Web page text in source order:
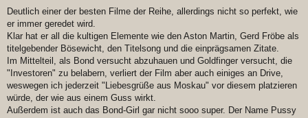
Deutlich einer der besten Filme der Reihe, allerdings nicht so perfekt, wie
er immer geredet wird.
Klar hat er all die kultigen Elemente wie den Aston Martin, Gerd Fröbe als
titelgebender Bösewicht, den Titelsong und die einprägsamen Zitate.
Im Mittelteil, als Bond versucht abzuhauen und Goldfinger versucht, die
"Investoren" zu belabern, verliert der Film aber auch einiges an Drive,
weswegen ich jederzeit "Liebesgrüße aus Moskau" vor diesem platzieren
würde, der wie aus einem Guss wirkt.
Außerdem ist auch das Bond-Girl gar nicht sooo super. Der Name Pussy